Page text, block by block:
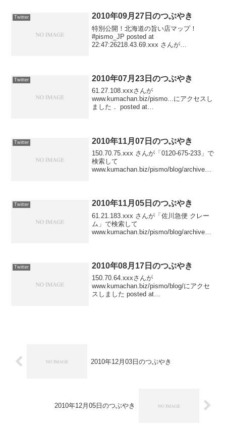
Twitter 2010年09月27日のつぶやき
特別公開！北海道の旨い店マップ！
#pismo_JP posted at
22:47:26218.43.69.xxx さんが
Twitter 2010年07月23日のつぶやき
61.27.108.xxxさんが
www.kumachan.biz/pismo...にアクセスし
ました． posted at
Twitter 2010年11月07日のつぶやき
150.70.75.xxx さんが「0120-675-233」で
検索して
www.kumachan.biz/pismo/blog/archives/2
Twitter 2010年11月05日のつぶやき
61.21.183.xxx さんが「佐川急便 クレー
ム」で検索して
www.kumachan.biz/pismo/blog/archives/2
Twitter 2010年08月17日のつぶやき
150.70.64.xxxさんが
www.kumachan.biz/pismo/blog/にアクセ
スしました posted at
2010年12月03日のつぶやき
2010年12月05日のつぶやき